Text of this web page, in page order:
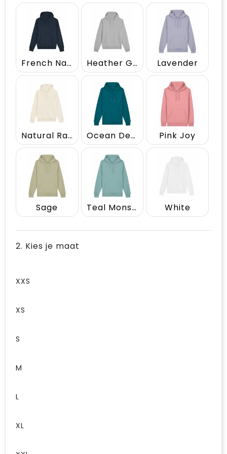
Vrije tijd en Strand
Waterflesjes
Winterse inspiratie
Themapakketten
Draagtassen
Golftassen
Trolleys
Goodiebags
French Navy Heather Grey Lavender
Natural Raw Ocean Depth Pink Joy
Sage Teal Monstera White
2. Kies je maat
XXS
XS
S
M
L
XL